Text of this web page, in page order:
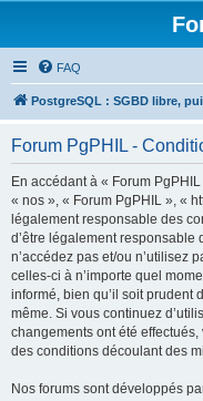
FAQ
PostgreSQL : SGBD libre,
Forum PgPHIL -
En accédant à « Forum
« nos », « Forum PgPHIL », «
légalement responsable des
d’être légalement responsable
n’accédez pas et/ou n’utilisez
celles-ci à n’importe quel
informé, bien qu’il soit prudent
même. Si vous continuez
changements ont été
des conditions découlant des
Nos forums sont développés